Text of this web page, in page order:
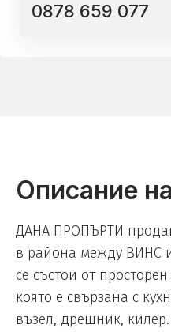
0878 659 077
Описание
ДАНА ПРОПЪРТИ
в района между ВИНС
се състои от
която е свързана с
възел, дрешник,